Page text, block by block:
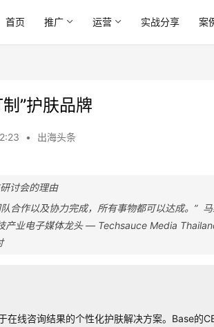
首页 推广 运营 实战分享 案
”护肤品牌
• 出海头条
讨会的理由
合作以及协力完成，所有事物都可以达成。”
产业电子媒体龙头 — Techsauce Media
在线咨询结果的个性化护肤解决方案。Base的